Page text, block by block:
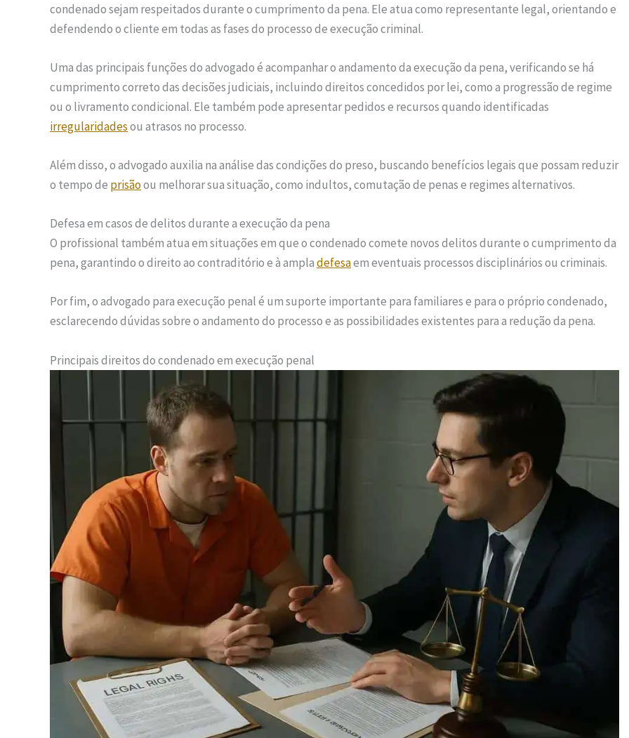
condenado sejam respeitados durante o cumprimento da pena. Ele atua como representante legal, orientando e
defendendo o cliente em todas as fases do processo de execução criminal.
Uma das principais funções do advogado é acompanhar o andamento da execução da pena, verificando se há
cumprimento correto das decisões judiciais, incluindo direitos concedidos por lei, como a progressão de regime
ou o livramento condicional. Ele também pode apresentar pedidos e recursos quando identificadas
irregularidadesou atrasos no processo.
Além disso, o advogado auxilia na análise das condições do preso, buscando benefícios legais que possam reduzir
o tempo de prisãoou melhorar sua situação, como indultos, comutação de penas e regimes alternativos.
Defesa em casos de delitos durante a execução da pena
O profissional também atua em situações em que o condenado comete novos delitos durante o cumprimento da
pena, garantindo o direito ao contraditório e à ampladefesaem eventuais processos disciplinários ou criminais.
Por fim, o advogado para execução penal é um suporte importante para familiares e para o próprio condenado,
esclarecendo dúvidas sobre o andamento do processo e as possibilidades existentes para a redução da pena.
Principais direitos do condenado em execução penal